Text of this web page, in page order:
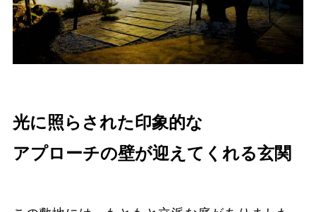
光に照らされた印象的な
アプローチの壁が迎えてくれる玄関